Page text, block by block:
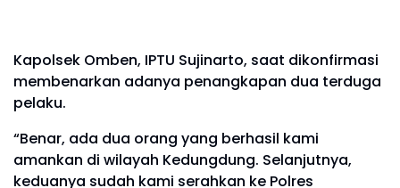
Kapolsek Omben, IPTU Sujinarto, saat dikonfirmasi
membenarkan adanya penangkapan dua terduga
pelaku.
“Benar, ada dua orang yang berhasil kami
amankan di wilayah Kedungdung. Selanjutnya,
keduanya sudah kami serahkan ke Polres